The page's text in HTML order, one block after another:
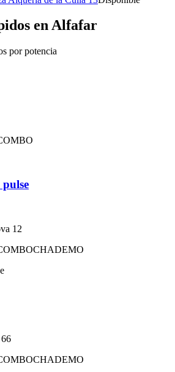
enAlfafar
por potencia
12
CHADEMO
CHADEMO